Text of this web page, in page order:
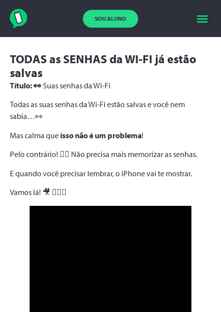
SOU ALUNO
TODAS as SENHAS da WI-FI já estão
salvas
Título: 👀Suas senhas da Wi-Fi
Todas as suas senhas da Wi-Fi estão salvas e você nem
sabia…👀
Mas calma que isso não é um problema!
Pelo contrário! 😮‍💨 Não precisa mais memorizar as senhas.
E quando você precisar lembrar, o iPhone vai te mostrar.
Vamos lá! 🎥 🙋🏻‍♀️